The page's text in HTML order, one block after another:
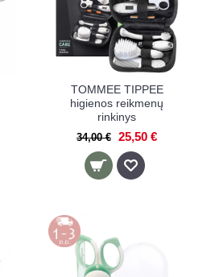
TOMMEE TIPPEE
higienos reikmenų
rinkinys
34,00 € 25,50 €